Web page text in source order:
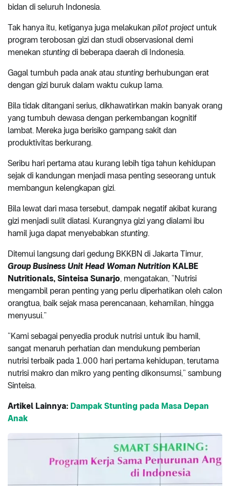
bidan di seluruh Indonesia.
Tak hanya itu, ketiganya juga melakukan pilot project untuk
program terobosan gizi dan studi observasional demi
menekan stunting di beberapa daerah di Indonesia.
Gagal tumbuh pada anak atau stunting berhubungan erat
dengan gizi buruk dalam waktu cukup lama.
Bila tidak ditangani serius, dikhawatirkan makin banyak orang
yang tumbuh dewasa dengan perkembangan kognitif
lambat. Mereka juga berisiko gampang sakit dan
produktivitas berkurang.
Seribu hari pertama atau kurang lebih tiga tahun kehidupan
sejak di kandungan menjadi masa penting seseorang untuk
membangun kelengkapan gizi.
Bila lewat dari masa tersebut, dampak negatif akibat kurang
gizi menjadi sulit diatasi. Kurangnya gizi yang dialami ibu
hamil juga dapat menyebabkan stunting.
Ditemui langsung dari gedung BKKBN di Jakarta Timur,
Group Business Unit Head Woman Nutrition KALBE
Nutritionals, Sinteisa Sunarjo, mengatakan, “Nutrisi
mengambil peran penting yang perlu diperhatikan oleh calon
orangtua, baik sejak masa perencanaan, kehamilan, hingga
menyusui.”
“Kami sebagai penyedia produk nutrisi untuk ibu hamil,
sangat menaruh perhatian dan mendukung pemberian
nutrisi terbaik pada 1.000 hari pertama kehidupan, terutama
nutrisi makro dan mikro yang penting dikonsumsi,” sambung
Sinteisa.
Artikel Lainnya: Dampak Stunting pada Masa Depan
Anak